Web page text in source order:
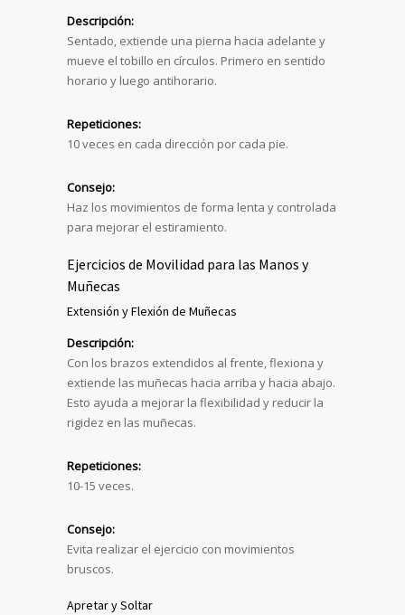
Descripción:
Sentado, extiende una pierna hacia adelante y
mueve el tobillo en círculos. Primero en sentido
horario y luego antihorario.
Repeticiones:
10 veces en cada dirección por cada pie.
Consejo:
Haz los movimientos de forma lenta y controlada
para mejorar el estiramiento.
Ejercicios de Movilidad para las Manos y
Muñecas
Extensión y Flexión de Muñecas
Descripción:
Con los brazos extendidos al frente, flexiona y
extiende las muñecas hacia arriba y hacia abajo.
Esto ayuda a mejorar la flexibilidad y reducir la
rigidez en las muñecas.
Repeticiones:
10-15 veces.
Consejo:
Evita realizar el ejercicio con movimientos
bruscos.
Apretar y Soltar